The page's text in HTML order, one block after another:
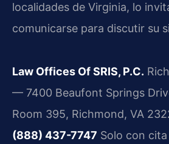
localidades de Virginia, lo
comunicarse para discutir su
Law Offices Of SRIS, P.C.
— 7400 Beaufont Springs
Room 395, Richmond, VA
(888) 437-7747 Solo con